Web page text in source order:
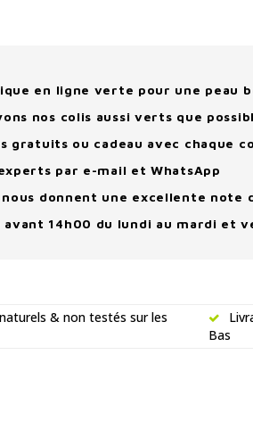
en ligne verte pour une peau
nos colis aussi verts que
gratuits ou cadeau avec chaque
par e-mail et WhatsApp
donnent une excellente note
avant 14h00 du lundi au mardi et
& non testés sur les
Bas